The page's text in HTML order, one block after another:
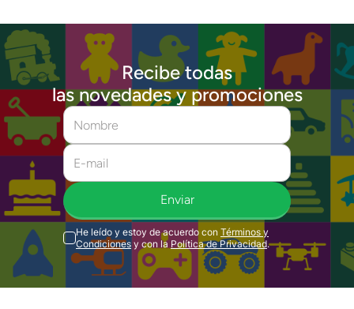
Recibe todas
las novedades y promociones
Enviar
He leído y estoy de acuerdo con Términos y
Condiciones y con la Política de Privacidad.